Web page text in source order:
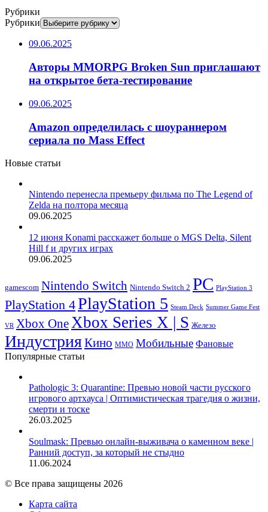
Рубрики
Рубрики
09.06.2025
Авторы MMORPG Broken Sun приглашают
на открытое бета-тестирование
09.06.2025
Amazon определилась с шоураннером
сериала по Mass Effect
Новые статьи
Nintendo перенесла премьеру фильма по The Legend of
Zelda на полтора месяца
09.06.2025
12 июня Konami расскажет больше о MGS Delta, Silent
Hill f и других играх
09.06.2025
gamescom Nintendo Switch Nintendo Switch 2 PC PlayStation 3
PlayStation 4PlayStation 5 Steam Deck Summer Game Fest
VR Xbox OneXbox Series X | S Железо
ИндустрияКино ММО Мобильные Фановые
Популярные статьи
Pathologic 3: Quarantine: Превью новой части русского
игрового артхауса | Оптимистическая трагедия о жизни,
смерти и тоске
26.03.2025
Soulmask: Превью онлайн-выживача о каменном веке |
Ранний доступ, за который не стыдно
11.06.2024
© Все права защищены 2026
Карта сайта